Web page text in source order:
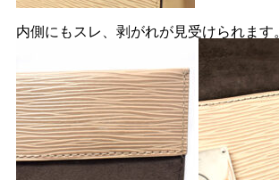
内側にもスレ、剥がれが見受けられます。